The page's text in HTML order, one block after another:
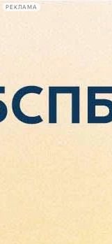
РЕКЛАМА
Сегодня:
2026.08.06